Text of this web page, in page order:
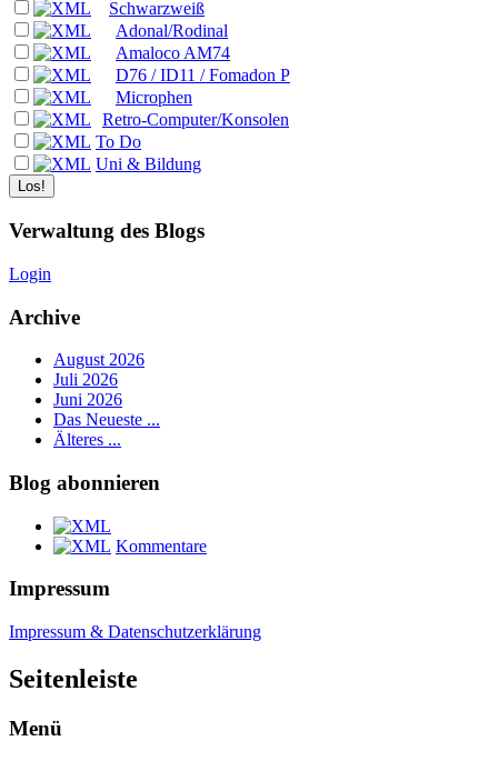
Schwarzweiß
Adonal/Rodinal
Amaloco AM74
D76 / ID11 / Fomadon P
Microphen
Retro-Computer/Konsolen
To Do
Uni & Bildung
Verwaltung des Blogs
Login
Archive
August 2026
Juli 2026
Juni 2026
Das Neueste ...
Älteres ...
Blog abonnieren
Kommentare
Impressum
Impressum & Datenschutzerklärung
Seitenleiste
Menü